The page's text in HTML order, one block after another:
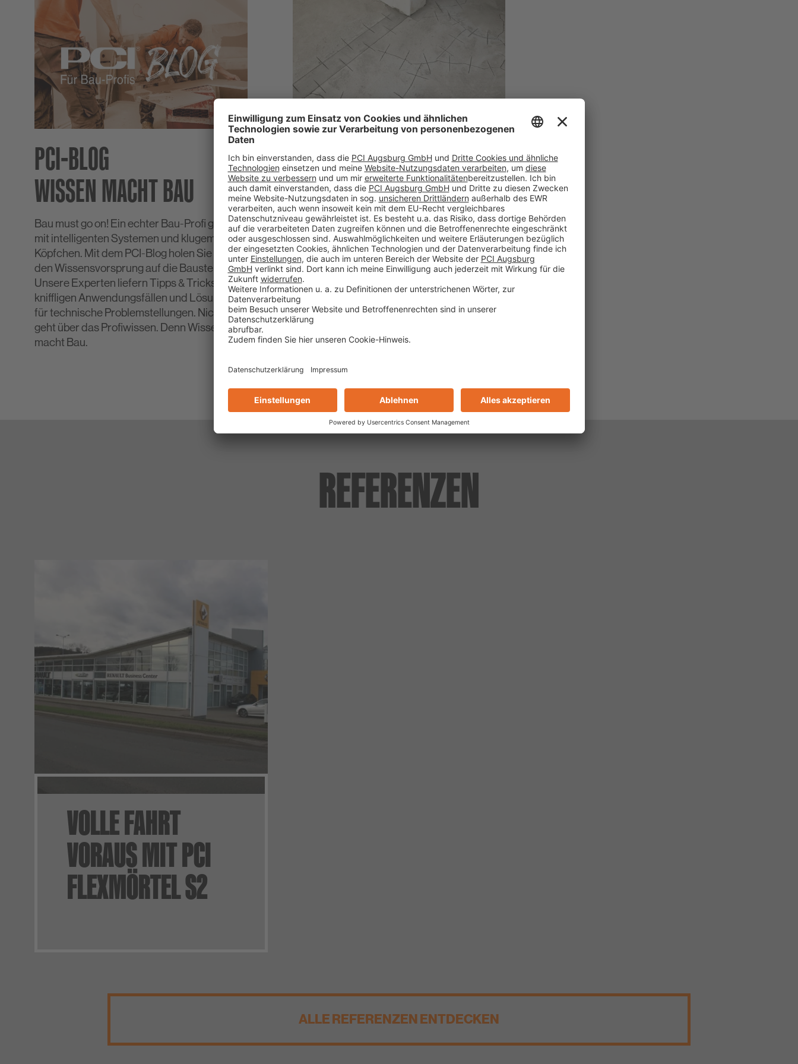
PCI-BLOG
WISSEN MACHT BAU
Bau must go on! Ein echter Bau-Profi glänzt
mit intelligenten Systemen und klugem
Köpfchen. Mit dem PCI-Blog holen Sie sich
den Wissensvorsprung auf die Baustelle.
Unsere Experten liefern Tipps & Tricks zu
kniffligen Anwendungsfällen und Lösungen
für technische Problemstellungen. Nichts
geht über das Profiwissen. Denn Wissen
macht Bau.
RISSE IN BETON UND
ESTRICH SCHLIESSEN
REFERENZEN
VOLLE FAHRT
VORAUS MIT PCI
FLEXMÖRTEL S2
ALLE REFERENZEN ENTDECKEN